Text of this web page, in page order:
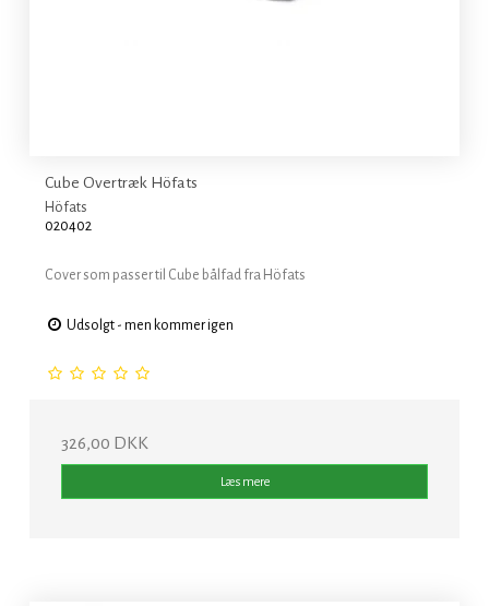
Cube Overtræk Höfats
Höfats
020402
Cover som passer til Cube bålfad fra Höfats
Udsolgt - men kommer igen
326,00 DKK
Læs mere